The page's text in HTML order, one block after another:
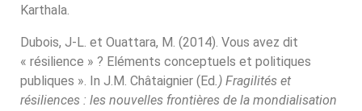
Karthala.
Dubois, J-L. et Ouattara, M. (2014). Vous avez dit
« résilience » ? Eléments conceptuels et politiques
publiques ». In J.M. Châtaignier (Ed.) Fragilités et
résiliences : les nouvelles frontières de la mondialisation